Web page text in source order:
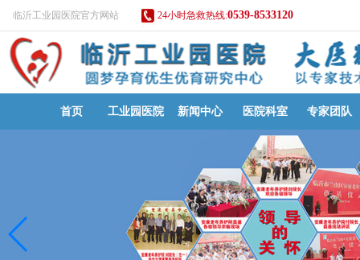
临沂工业园医院官方网站 24小时急救热线:0539-8533120
首页 工业园医院 新闻中心 医院科室 专家团队